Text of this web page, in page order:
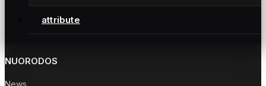
attribute
NUORODOS